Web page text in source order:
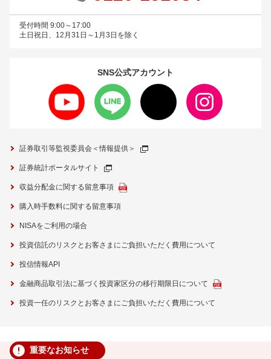
受付時間 9:00～17:00
土日祝日、12月31日～1月3日を除く
SNS公式アカウント
証券取引等監視委員会＜情報提供＞
証券統計ポータルサイト
収益分配金に関する留意事項
購入時手数料に関する留意事項
NISAをご利用の場合
投資信託のリスクとお客さまにご負担いただく費用について
投信情報API
金融商品取引法に基づく投資家区分の移行期限日について
投資一任のリスクとお客さまにご負担いただく費用について
重要なお知らせ